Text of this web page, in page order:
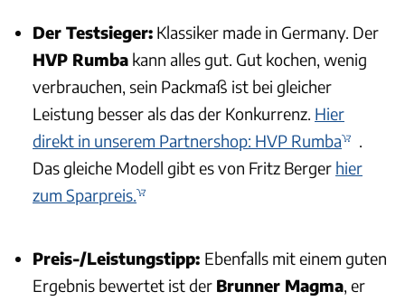
Der Testsieger: Klassiker made in Germany. Der
HVP Rumba kann alles gut. Gut kochen, wenig
verbrauchen, sein Packmaß ist bei gleicher
Leistung besser als das der Konkurrenz. Hier
direkt in unserem Partnershop: HVP Rumba
.
Das gleiche Modell gibt es von Fritz Berger hier
zum Sparpreis.
Preis-/Leistungstipp: Ebenfalls mit einem guten
Ergebnis bewertet ist der Brunner Magma, er